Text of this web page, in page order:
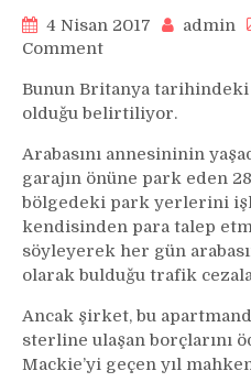
4 Nisan 2017 admin
Commenton
110
bin
park
cezası
Bunun Britanya tarihindeki
olduğu belirtiliyor.
Arabasını annesininin
garajın önüne park eden
bölgedeki park yerlerini
kendisinden para talep
söyleyerek her gün
olarak bulduğu trafik
Ancak şirket, bu
sterline ulaşan borçlarını
Mackie’yi geçen yıl